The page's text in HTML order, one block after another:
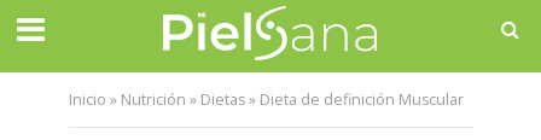
Inicio » Nutrición » Dietas» Dieta de definición Muscular